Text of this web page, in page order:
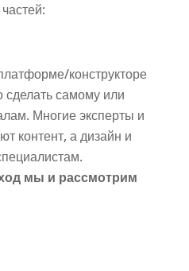
конструкторе
самому или
Многие эксперты и
контент, а дизайн и
мы и рассмотрим